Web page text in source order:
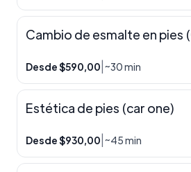
Cambio de esmalte en pies
Desde $590,00 ~30 min
Estética de pies (car one)
Desde $930,00 ~45 min